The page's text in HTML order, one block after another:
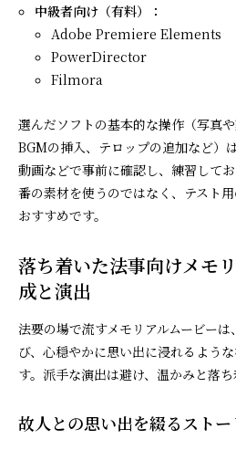
中級者向け（有料）：
Adobe Premiere Elements
PowerDirector
Filmora
選んだソフトの基本的な操作（写真
BGMの挿入、テロップの追加など）
動画などで事前に確認し、練習して
番の素材を使うのではなく、テスト
おすすめです。
落ち着いた法事向けメモ
成と演出
法要の場で流すメモリアルムービー
び、心穏やかに思い出に浸れるよう
す。派手な演出は避け、温かみと落
故人との思い出を綴るスト